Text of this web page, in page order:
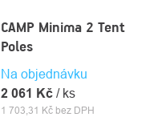
CAMP Minima 2 Tent
Poles
Na objednávku
1 703,31 Kč bez DPH
2 061 Kč / ks